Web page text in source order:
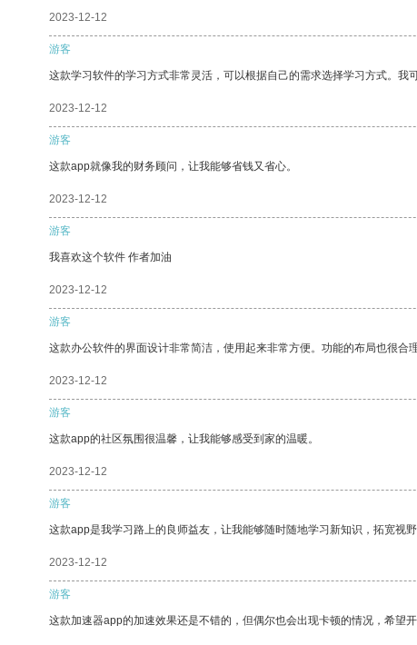
2023-12-12
游客
这款学习软件的学习方式非常灵活，可以根据自己的需求选择学习方式。我
2023-12-12
游客
这款app就像我的财务顾问，让我能够省钱又省心。
2023-12-12
游客
我喜欢这个软件 作者加油
2023-12-12
游客
这款办公软件的界面设计非常简洁，使用起来非常方便。功能的布局也很合
2023-12-12
游客
这款app的社区氛围很温馨，让我能够感受到家的温暖。
2023-12-12
游客
这款app是我学习路上的良师益友，让我能够随时随地学习新知识，拓宽视野
2023-12-12
游客
这款加速器app的加速效果还是不错的，但偶尔也会出现卡顿的情况，希望开